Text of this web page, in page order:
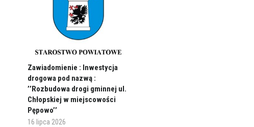
Zawiadomienie : Inwestycja
drogowa pod nazwą :
’’Rozbudowa drogi gminnej ul.
Chłopskiej w miejscowości
Pępowo’’
16 lipca 2026